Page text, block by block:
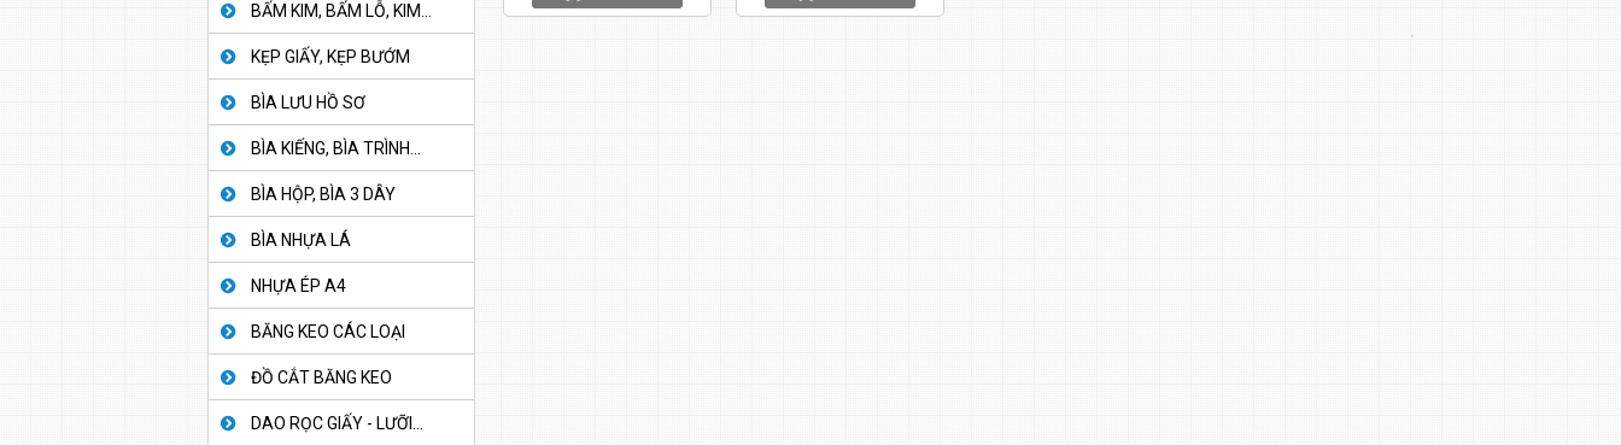
BẤM KIM, BẤM LỖ, KIM...
KẸP GIẤY, KẸP BƯỚM
BÌA LƯU HỒ SƠ
BÌA KIẾNG, BÌA TRÌNH...
BÌA HỘP, BÌA 3 DÂY
BÌA NHỰA LÁ
NHỰA ÉP A4
BĂNG KEO CÁC LOẠI
ĐỒ CẮT BĂNG KEO
DAO RỌC GIẤY - LƯỠI...